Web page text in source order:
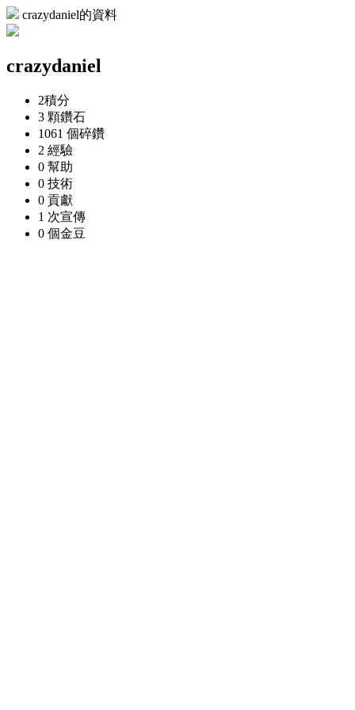
crazydaniel的資料
crazydaniel
2積分
3 顆鑽石
1061 個碎鑽
2 經驗
0 幫助
0 技術
0 貢獻
1 次宣傳
0 個金豆